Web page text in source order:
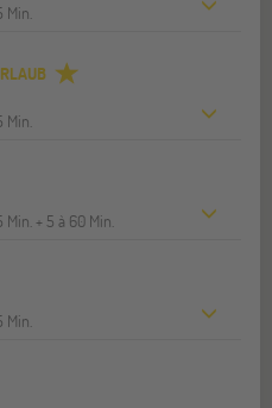
Min.
Min.
Min. + 5 à 60 Min.
Min.